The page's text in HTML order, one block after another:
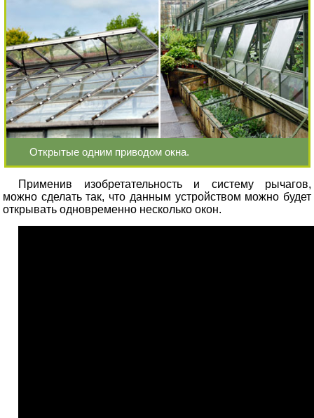
Открытые одним приводом окна.
Применив изобретательность и систему рычагов,
можно сделать так, что данным устройством можно будет
открывать одновременно несколько окон.